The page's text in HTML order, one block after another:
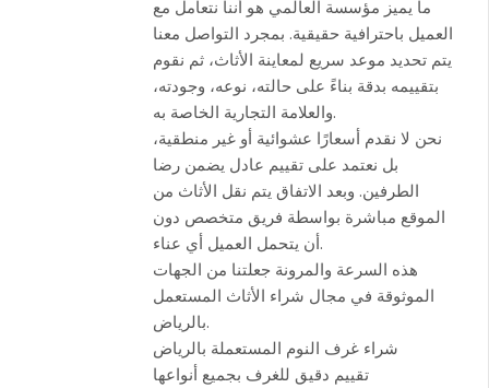
ما يميز مؤسسة العالمي هو أننا نتعامل مع
العميل باحترافية حقيقية. بمجرد التواصل معنا
يتم تحديد موعد سريع لمعاينة الأثاث، ثم نقوم
بتقييمه بدقة بناءً على حالته، نوعه، وجودته،
والعلامة التجارية الخاصة به.
نحن لا نقدم أسعارًا عشوائية أو غير منطقية،
بل نعتمد على تقييم عادل يضمن رضا
الطرفين. وبعد الاتفاق يتم نقل الأثاث من
الموقع مباشرة بواسطة فريق متخصص دون
أن يتحمل العميل أي عناء.
هذه السرعة والمرونة جعلتنا من الجهات
الموثوقة في مجال شراء الأثاث المستعمل
بالرياض.
شراء غرف النوم المستعملة بالرياض
تقييم دقيق للغرف بجميع أنواعها